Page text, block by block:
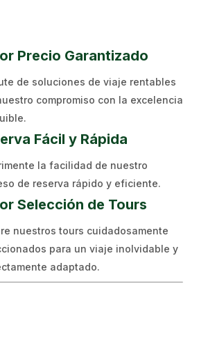
Precio Garantizado
de soluciones de viaje rentables
compromiso con la excelencia
Fácil y Rápida
la facilidad de nuestro
de reserva rápido y eficiente.
Selección de Tours
nuestros tours cuidadosamente
para un viaje inolvidable y
adaptado.